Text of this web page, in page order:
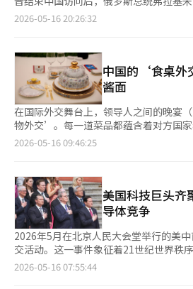
购买力施加新的影响力。尤其是在与美
的伊朗正进一步提高对中国的依赖。俄罗
主导全球能源秩序。然而现在，中国凭
缘政治的发展。作为全球最大的制造业
购买原油的能力，就成为国际秩序的核
国和日本的战略价值再次浮现。能够在
的经济和技术轴心的国家，最终只有韩
界一流的材料、零部件、设备技术和金
体、电池、人工智能服务器、造船、文化
中国的成本和负担太大。如果韩日合作在
天、核电、军工和生物产业等领域扩大，
衡轴心。尤其是人工智能时代为韩国和日
中国在规模和速度上推进，韩国和日本则
工智能半导体、高端制造业和机器人技
竞争与合作的结构中，全球高端产业的
岸转移。这并非偶然。在工业革命之前
亚洲。中国和印度占据了全球GDP的相
访，整体上仍保持相当克制而谦逊的外交姿态。 但今
经不同。进入习近平时代后，中国提出
是一种新的外交态度，即中国不再以“
试图以平视的G2关系展开竞争与博弈。 与此同时，对于俄罗斯与
朝鲜这类在地缘政治与战略安全上“必
则依然给予足够高规格的礼遇。这种鲜明
交中极强的现实主义与阵营意识。 然而，这种高度“等级化”的
礼宾外交，也正在引发越来越多外界质
经》第六十一章曾写道：“大国者下流，
制，以低姿态赢得人心。“大国以下小
此，才能真正建立长久的国际威望。 从这一角度看，今天中国所
展现出的“等级式”礼宾外交，似乎正逐
无论是在机场迎接安排中对不同国家进行
利益调整“热情”与“冷淡”的程度，这
是大国气度，不如说更像一种高度功利化的
要某些国家时，便以“战略伙伴”“传统
2026年，中国艺术玩具产业的销售额将
合24万亿元），年均增长20%。这意味
应链和移动平台基础的粉丝文化，迅速将IP商品化。
色“拉布布”而成长为全球艺术玩具品
为“中国版大创”的名创优品旗下的“
哔哩投资的“52玩具”、奇梦道（HERE
表性的艺术玩具品牌。 艺术玩具市场的增长背后，是年轻人日益
增长的情感消费。周边商品艺术玩具的
好和情感表达需求，并带来心理上的安
司艾媒咨询的数据显示，中国所谓的“
边商品艺术玩具市场视为新的消费增长动
持。去年11月发布的中国消费促进政策
具列为需培育的1000亿元级产业的10个领域之一。
艺术玩具和周边商品消费被视为一种文化
购买，成为情感、偏好和体验的消费。
社交媒体（SNS）认证文化等结合，使
型消费产业。 中国政府计划将其归类为以角色和内容为中心的“IP
示，本季纪录片不仅关注中国科技产业
全球人才竞争日益激烈的背景下，韩国社
京。这一幕看似熟悉，普京的访华并非首
斯的紧迫性。国际政治中，强国往往表现
往意味着实力的削弱。 乌克兰战争暴露
为冷战时期与美国争夺世界霸权的超级
虽然拥有核武器和广袤的领土，但在长
基础和技术的局限性。尤其是在高端半
人机和精确制导武器系统方面，俄罗斯
更为严重的问题是经济实力。俄罗斯仍
矿产资源。虽然在能源价格高企时显得强
半导体重塑的21世纪产业秩序中，俄罗
欧盟（EU）情况也类似。曾几何时，欧
的全球最大经济体。然而，乌克兰战争暴
依赖廉价俄罗斯能源的产业结构受到冲击
象。法国和德国的政治领导力也随之减
重依赖美国的北大西洋公约组织（NATO
的真正两只老虎是美国和中国。美国依然
力、人工智能平台、半导体设计技术和全
2026-05-16 20:26:32
中国的‘食桌外
酱面
在国际外交舞台上，领导人之间的晚宴
物外交’。每一道菜品都蕴含着对方国
这就是‘食物是最古老的外交语言’的原因。 在特朗普美
次工作午餐中，主打菜品是四川风味的
中国在特朗普总统2017年首次访华时也
的菜单。宫保鸡丁是将鸡肉与辣椒和花生
表菜。外界解读认为，这道菜的选择与
普’和四川菜‘川菜’相联系。 特别是宫保鸡丁与中美交流的历
史息息相关。过去，前往美国的华人移
等地工作时，常常享用这道菜，因其辛
天美国社会中餐文化的象征之一。 在前一天，即14日于北京人民
2026-05-16 09:46:25
美国科技巨头齐
导体竞争
2026年5月在北京人民大会堂举行的美
交活动。这一事件象征着21世纪世界秩
建，涵盖了军事、外交、人工智能、半导
2026-05-16 07:55:44